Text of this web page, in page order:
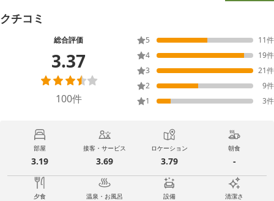
クチコミ
総合評価
3.37
100件
5 11件
4
19件
3
21件
2
9件
1
3件
部屋
3.19
接客・サービス
3.69
ロケーション
3.79
朝食
-
夕食 温泉・お風呂 設備 清潔さ